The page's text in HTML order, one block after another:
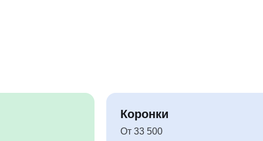
Коронки
От 33 500